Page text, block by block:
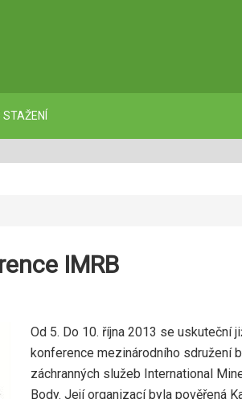
STAŽENÍ
IMRB
Od 5. Do 10. října 2013 se uskuteční
konference mezinárodního sdružení
záchranných služeb International
Body. Její organizací byla pověřená